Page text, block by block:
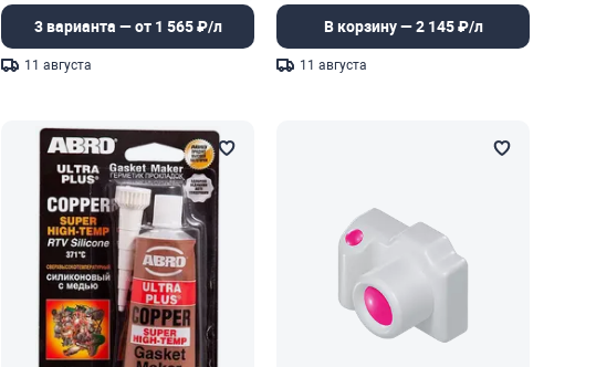
герметик-спрей для прокладок
3 варианта — от 1 565 ₽/л
11 августа
В корзину — 2 145 ₽/л
11 августа